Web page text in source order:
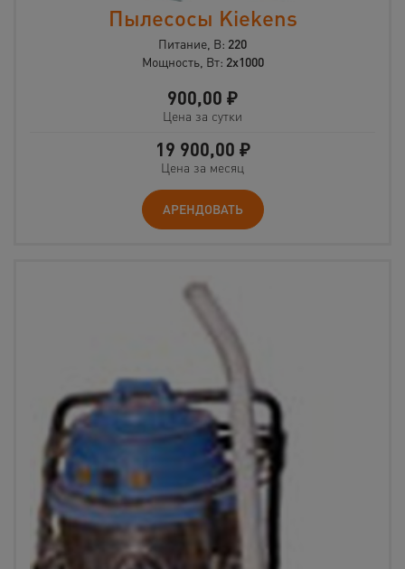
Пылесосы Kiekens
Питание, В: 220
Мощность, Вт: 2х1000
900,00 ₽
Цена за сутки
19 900,00 ₽
Цена за месяц
АРЕНДОВАТЬ